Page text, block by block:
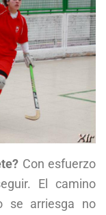
Con esfuerzo
El camino
se arriesga no